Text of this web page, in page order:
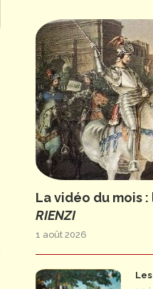
La vidéo du mois :
RIENZI
1 août 2026